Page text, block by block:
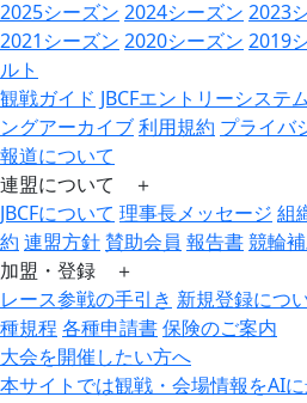
2025シーズン 2024シーズン 2023
2021シーズン 2020シーズン 2019
ルト
観戦ガイド JBCFエントリーシステ
ングアーカイブ利用規約 プライバ
報道について
連盟について ＋
JBCFについて 理事長メッセージ 組
約 連盟方針賛助会員 報告書競輪
加盟・登録 ＋
レース参戦の手引き 新規登録につ
種規程各種申請書保険のご案内
大会を開催したい方へ
本サイトでは観戦・会場情報をAI